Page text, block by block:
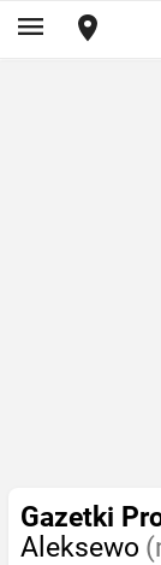
Gazetki
Aleksewo